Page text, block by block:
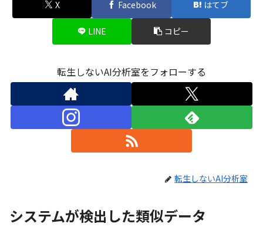
X Facebook はてブ
LINE コピー
転生しないAI分析室をフォローする
転生しないAI分析室
システムが検出した類似データ